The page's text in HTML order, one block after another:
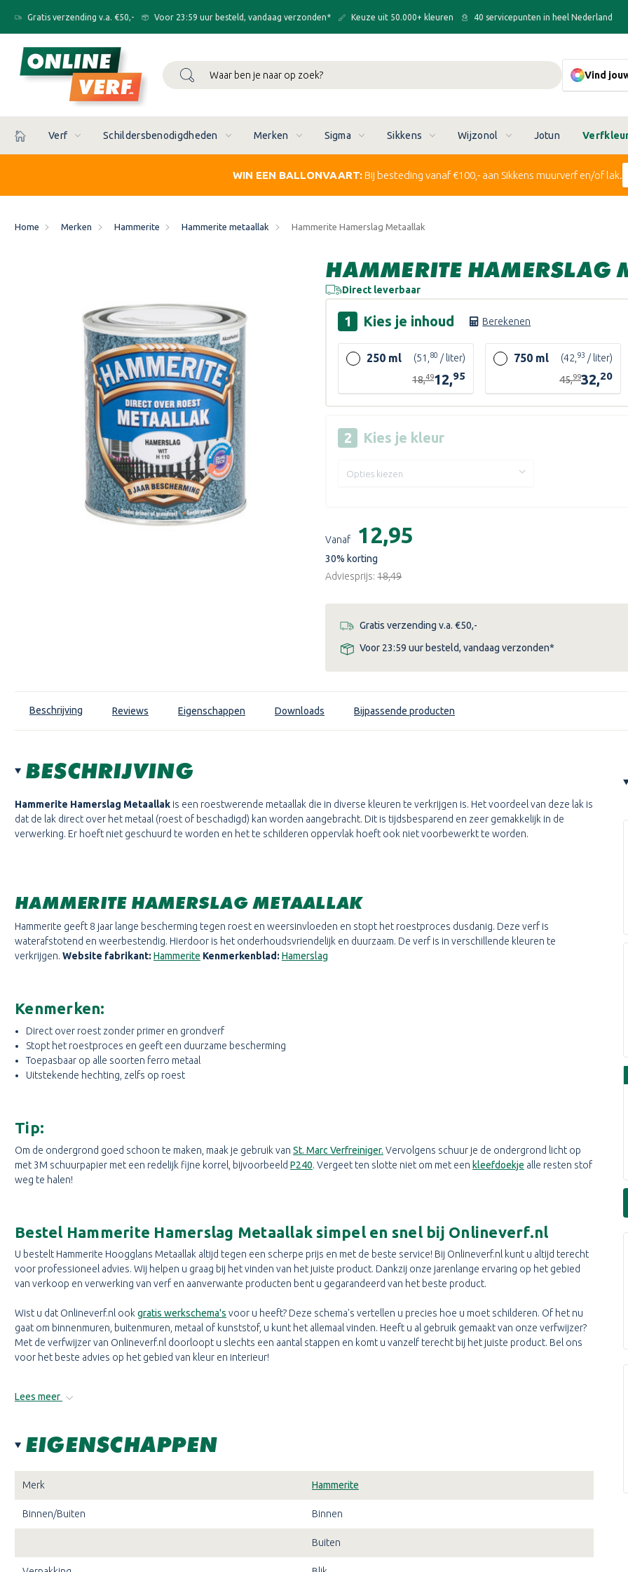
Gratis verzending v.a. €50,- Voor 23:59 uur besteld, vandaag verzonden* Keuze uit 50.000+ kleuren 40 servicepunten in heel Nederland
Zoeken
Vind
Verf Schildersbenodigdheden Merken Sigma Sikkens Wijzonol Jotun
WIN EEN BALLONVAART:Bij besteding vanaf €100,- aan Sikkens muurverf en/of lak.
Home Merken Hammerite Hammerite metaallak Hammerite Hamerslag Metaallak
HAMMERITE HAMERSLAG
Direct leverbaar
Kies je inhoud Berekenen
250 ml (51, 80 / liter)
18,4912,95
750 ml (42, 93 / liter)
45,9932,20
Kies je kleur
Vanaf €12,95
30% korting
Adviesprijs:€18,49
Gratis verzending v.a. €50,-
Voor 23:59 uur besteld, vandaag verzonden*
Beschrijving Reviews Eigenschappen Downloads Bijpassende producten
BESCHRIJVING
Hammerite Hamerslag Metaallak is een roestwerende metaallak die in diverse kleuren te verkrijgen is. Het voordeel van deze lak is
dat de lak direct over het metaal (roest of beschadigd) kan worden aangebracht. Dit is tijdsbesparend en zeer gemakkelijk in de
verwerking. Er hoeft niet geschuurd te worden en het te schilderen oppervlak hoeft ook niet voorbewerkt te worden.
HAMMERITE HAMERSLAG METAALLAK
Hammerite geeft 8 jaar lange bescherming tegen roest en weersinvloeden en stopt het roestproces dusdanig. Deze verf is
waterafstotend en weerbestendig. Hierdoor is het onderhoudsvriendelijk en duurzaam. De verf is in verschillende kleuren te
verkrijgen. Website fabrikant: Hammerite Kenmerkenblad: Hamerslag
Kenmerken:
Direct over roest zonder primer en grondverf
Stopt het roestproces en geeft een duurzame bescherming
Toepasbaar op alle soorten ferro metaal
Uitstekende hechting, zelfs op roest
Tip:
Om de ondergrond goed schoon te maken, maak je gebruik van St. Marc Verfreiniger. Vervolgens schuur je de ondergrond licht op
met 3M schuurpapier met een redelijk fijne korrel, bijvoorbeeld P240. Vergeet ten slotte niet om met een kleefdoekje alle resten stof
weg te halen!
Bestel Hammerite Hamerslag Metaallak simpel en snel bij Onlineverf.nl
U bestelt Hammerite Hoogglans Metaallak altijd tegen een scherpe prijs en met de beste service! Bij Onlineverf.nl kunt u altijd terecht
voor professioneel advies. Wij helpen u graag bij het vinden van het juiste product. Dankzij onze jarenlange ervaring op het gebied
van verkoop en verwerking van verf en aanverwante producten bent u gegarandeerd van het beste product.
Wist u dat Onlineverf.nl ookgratis werkschema's voor u heeft? Deze schema's vertellen u precies hoe u moet schilderen. Of het nu
gaat om binnenmuren, buitenmuren, metaal of kunststof, u kunt het allemaal vinden. Heeft u al gebruik gemaakt van onze verfwijzer?
Met de verfwijzer van Onlineverf.nl doorloopt u slechts een aantal stappen en komt u vanzelf terecht bij het juiste product. Bel ons
voor het beste advies op het gebied van kleur en interieur!
Lees meer
EIGENSCHAPPEN
Merk Hammerite
Binnen/Buiten Binnen
Buiten